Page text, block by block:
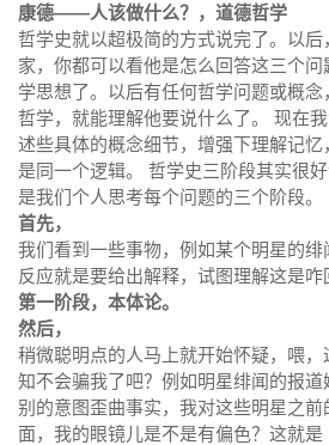
康德——人该做什么？，道德哲学
哲学史就以超极简的方式说完了。以
家，你都可以看他是怎么回答这三个
学思想了。以后有任何哲学问题或概
哲学，就能理解他要说什么了。 现在
述些具体的概念细节，增强下理解记
是同一个逻辑。 哲学史三阶段其实很
是我们个人思考每个问题的三个阶段。
首先，
我们看到一些事物，例如某个明星的
反应就是要给出解释，试图理解这是咋
第一阶段，本体论。
然后，
稍微聪明点的人马上就开始怀疑，喂，
知不会骗我了吧？例如明星绯闻的报
别的意图歪曲事实，我对这些明星之
面，我的眼镜儿是不是有偏色？这就是